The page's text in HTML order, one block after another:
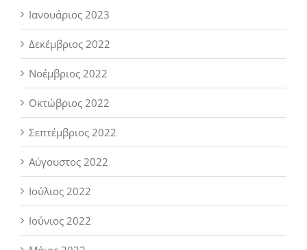
Ιανουάριος 2023
Δεκέμβριος 2022
Νοέμβριος 2022
Οκτώβριος 2022
Σεπτέμβριος 2022
Αύγουστος 2022
Ιούλιος 2022
Ιούνιος 2022